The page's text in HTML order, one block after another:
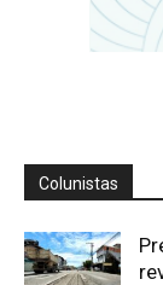
Colunistas